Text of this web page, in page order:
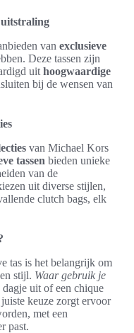
uitstraling
van exclusieve
Deze tassen zijn
uit hoogwaardige
bij de wensen van
van Michael Kors
tassen bieden unieke
van de
uit diverse stijlen,
clutch bags, elk
tas is het belangrijk om
stijl. Waar gebruik je
dagje uit of een chique
keuze zorgt ervoor
met een
past.